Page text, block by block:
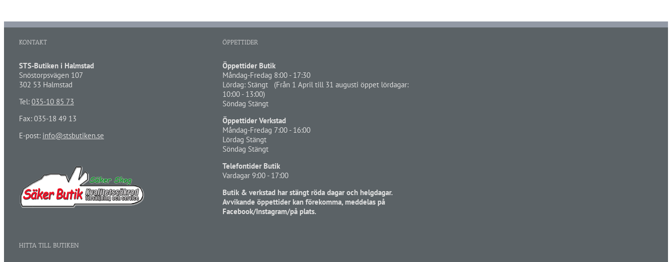
KONTAKT
STS-Butiken i Halmstad
Snöstorpsvägen 107
302 53 Halmstad
Tel: 035-10 85 73
Fax: 035-18 49 13
E-post: info@stsbutiken.se
ÖPPETTIDER
Öppettider Butik
Måndag-Fredag 8:00 - 17:30
Lördag: Stängt (Från 1 April till 31 augusti öppet lördagar:
10:00 - 13:00)
Söndag Stängt
Öppettider Verkstad
Måndag-Fredag 7:00 - 16:00
Lördag Stängt
Söndag Stängt
Telefontider Butik
Vardagar 9:00 - 17:00
Butik & verkstad har stängt röda dagar och helgdagar.
Avvikande öppettider kan förekomma, meddelas på
Facebook/Instagram/på plats.
HITTA TILL BUTIKEN